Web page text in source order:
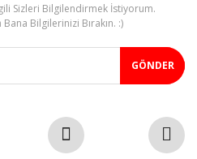
Sizleri Bilgilendirmek İstiyorum.
Bilgilerinizi Bırakın. :)
GÖNDER